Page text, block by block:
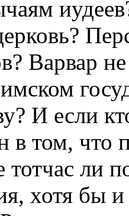
Варвар
И если
в том, что
ли
хотя бы